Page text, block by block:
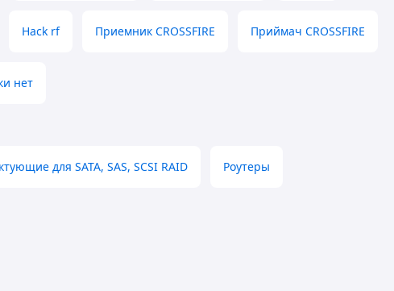
Hack rf Приемник CROSSFIRE Приймач CROSSFIRE
нет
для SATA, SAS, SCSI RAID Роутеры